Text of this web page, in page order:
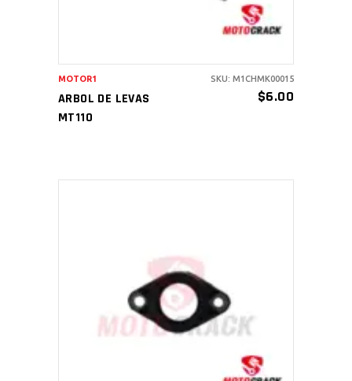
ARBOL DE LEVAS
MT110
$6.00
MOTOR1 SKU: M1CHMK00015
AÑADIR AL CARRITO